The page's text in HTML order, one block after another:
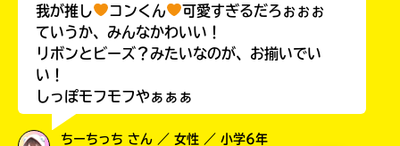
我が推し
コンくん
可愛すぎるだろぉぉぉ
ていうか、みんなかわいい！
リボンとビーズ？みたいなのが、お揃いでい
い！
しっぽモフモフやぁぁぁ
ちーちっち さん ／ 女性 ／ 小学6年